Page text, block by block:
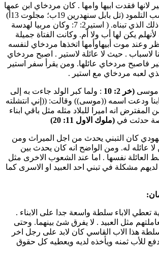
لانها فقدت ابيها وامها . كان مردخاي ابن عمها
وصار ولي لها. وبحسب التلمود (تل بابل سنهدرين 19ب؛ مجلوت 13أ)
فان (ولي اليتيم) هو ذلك الذي تبناه. ( استير2: 7: وكان مربيا لهدسة
يكن لها أب ولا أم. وكانت الفتاة جميلة
وعند موت أبيهاوأمها اتخذها مردخاي لنفسه
لاسباب . حيث لا عائلة لاستير . اصبح مردخاي
فاصبح مردخاي عائلها. ومن يقرأ سفر استير
لعبه مردخاي مع استير .
(خر 2: 10
: ولما كبر الولد جاءت به إلى
ابنا ودعت اسمه ((موسى)) وقالت: ((إني انتشلته
انه اميرا للبلاد مثله مثل باقي ابناء
حدثت في (ملوك الاول 11: 20)
كان التبني يحدث من اجل الميراث ومن
عائله له. ومن الواضح انه كان يحدث بين
العائلة نفسها . اما عند الشعوب الاخرى مثل
مشكلة في تبني احد العبيد او الاسرى كما
تعطي الاباء سلطة واسعة جدا على الابناء .
مثل العبيد . لا يفرق شئ بينهما. وحتى
هذا الاب القاسي كان لابد على رجل اخر
للأب ثمنه ويأخذه لديه ويعطيه كل حقوق